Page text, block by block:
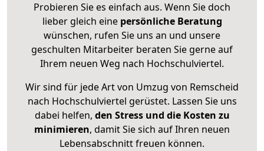
Probieren Sie es einfach aus. Wenn Sie doch
lieber gleich eine persönliche Beratung
wünschen, rufen Sie uns an und unsere
geschulten Mitarbeiter beraten Sie gerne auf
Ihrem neuen Weg nach Hochschulviertel.
Wir sind für jede Art von Umzug von Remscheid
nach Hochschulviertel gerüstet. Lassen Sie uns
dabei helfen, den Stress und die Kosten zu
minimieren, damit Sie sich auf Ihren neuen
Lebensabschnitt freuen können.